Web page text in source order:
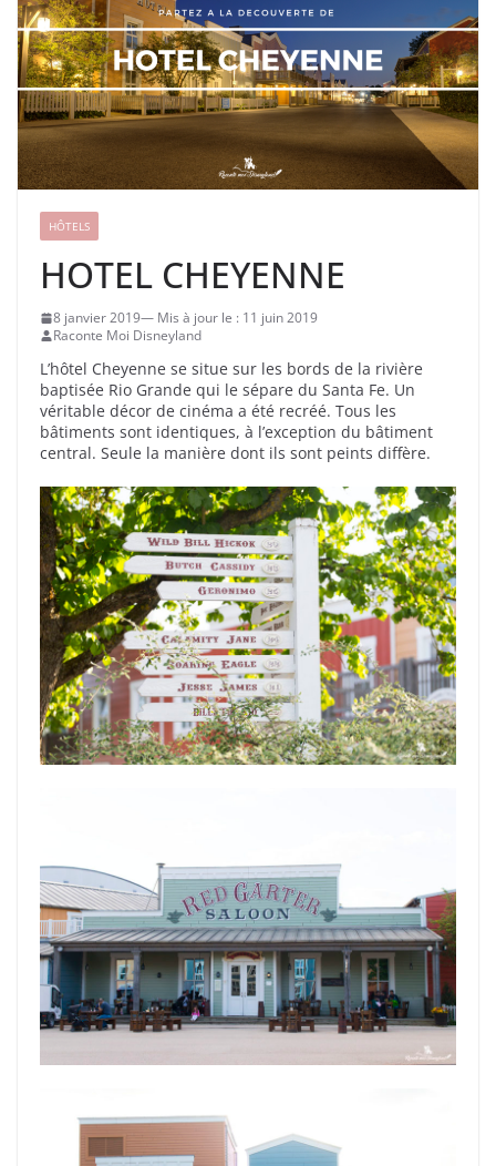
HÔTELS
HOTEL CHEYENNE
8 janvier 2019
11 juin 2019
Raconte Moi Disneyland
L’hôtel Cheyenne se situe sur les bords de la rivière
baptisée Rio Grande qui le sépare du Santa Fe. Un
véritable décor de cinéma a été recréé. Tous les
bâtiments sont identiques, à l’exception du bâtiment
central. Seule la manière dont ils sont peints diffère.